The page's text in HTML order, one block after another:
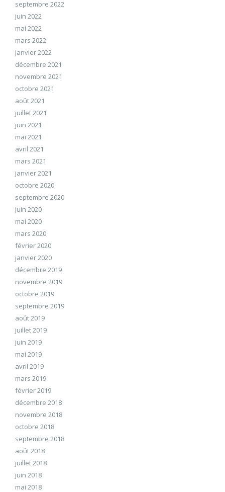
septembre 2022
juin 2022
mai 2022
mars 2022
janvier 2022
décembre 2021
novembre 2021
octobre 2021
août 2021
juillet 2021
juin 2021
mai 2021
avril 2021
mars 2021
janvier 2021
octobre 2020
septembre 2020
juin 2020
mai 2020
mars 2020
février 2020
janvier 2020
décembre 2019
novembre 2019
octobre 2019
septembre 2019
août 2019
juillet 2019
juin 2019
mai 2019
avril 2019
mars 2019
février 2019
décembre 2018
novembre 2018
octobre 2018
septembre 2018
août 2018
juillet 2018
juin 2018
mai 2018